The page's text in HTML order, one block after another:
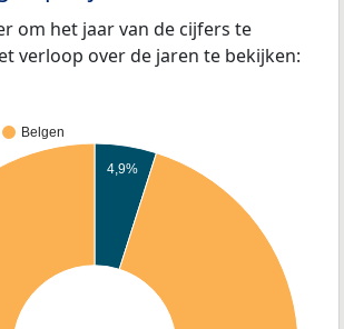
om het jaar van de cijfers te
verloop over de jaren te bekijken:
Belgen
4,9%